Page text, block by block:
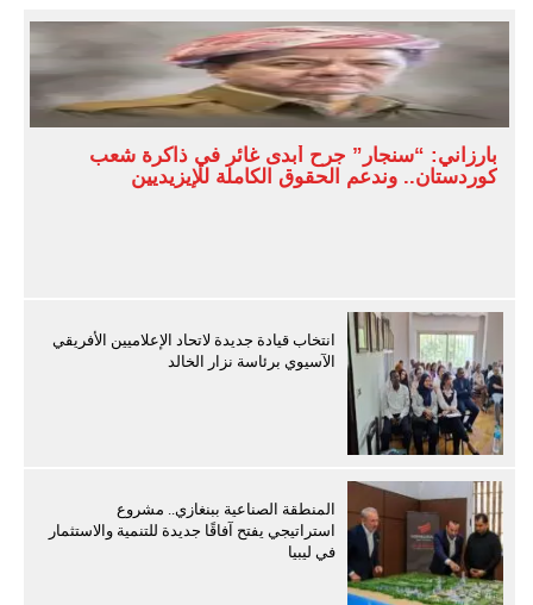
بارزاني: “سنجار” جرح أبدى غائر في ذاكرة شعب
كوردستان.. وندعم الحقوق الكاملة للإيزيديين
انتخاب قيادة جديدة لاتحاد الإعلاميين الأفريقي
الآسيوي برئاسة نزار الخالد
المنطقة الصناعية ببنغازي.. مشروع
استراتيجي يفتح آفاقًا جديدة للتنمية والاستثمار
في ليبيا